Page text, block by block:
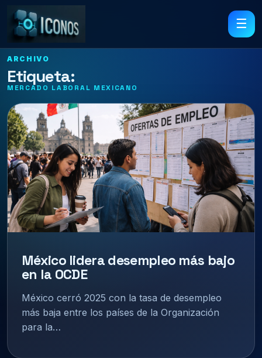
☰
ARCHIVO
Etiqueta:
MERCADO LABORAL MEXICANO
México lidera desempleo más bajo
en la OCDE
México cerró 2025 con la tasa de desempleo
más baja entre los países de la Organización
para la…